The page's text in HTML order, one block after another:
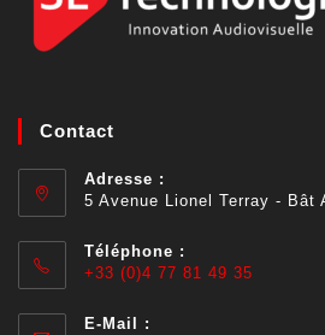
Contact
Adresse :
5 Avenue Lionel Terray - Bât
Téléphone :
+33 (0)4 77 81 49 35
E-Mail :